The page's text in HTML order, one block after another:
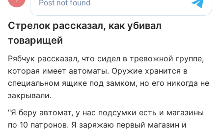
Стрелок рассказал, как убивал
товарищей
Рябчук рассказал, что сидел в тревожной группе,
которая имеет автоматы. Оружие хранится в
специальном ящике под замком, но его никогда не
закрывали.
"Я беру автомат, у нас подсумки есть и магазины
по 10 патронов. Я заряжаю первый магазин и